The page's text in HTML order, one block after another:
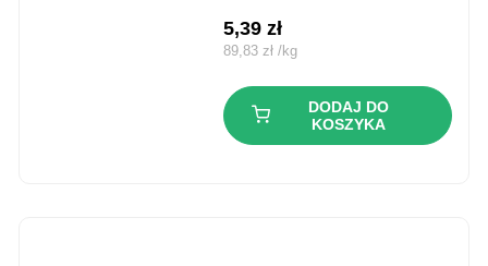
5,39zł
89,83 zł /kg
DODAJ DO
KOSZYKA